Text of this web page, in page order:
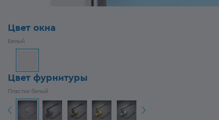
Цвет окна
Белый
Цвет фурнитуры
Пластик белый